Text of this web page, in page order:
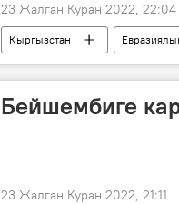
23 Жалган Куран 2022, 22:04
Кыргызстан
Жеңишбек Байгуттиев
Бейшембиге
23 Жалган Куран 2022, 21:11